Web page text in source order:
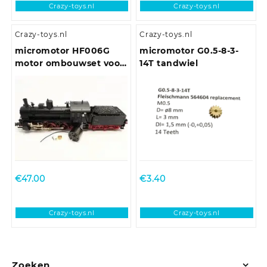
Crazy-toys.nl Crazy-toys.nl
Crazy-toys.nl
micromotor HF006G
motor ombouwset voor
€47.00
Crazy-toys.nl
Crazy-toys.nl
micromotor G0.5-8-3-
14T tandwiel
€3.40
Crazy-toys.nl